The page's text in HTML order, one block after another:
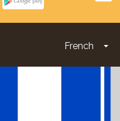
French
Main